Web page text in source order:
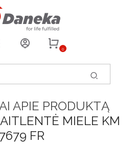
0
0
APIE PRODUKTĄ
MIELE KM
7679 FR